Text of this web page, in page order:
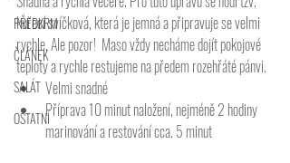
PŘEDKRM
ČLÁNEK
SALÁT
OSTATNÍ
kuřecí svíčková, která je jemná a připravuje se velmi
rychle. Ale pozor!  Maso vždy necháme dojít pokojové
teploty a rychle restujeme na předem rozehřáté pánvi.
Velmi snadné
Příprava 10 minut naložení, nejméně 2 hodiny
marinování a restování cca. 5 minut